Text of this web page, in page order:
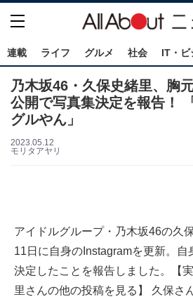
連載 ライフ グルメ 社会 IT・ビ
乃木坂46・久保史緒里、胸
公開で写真集決定を報告！
グルやん」
2023.05.12
モリタアヤリ
アイドルグループ・乃木坂46の久
11日に自身のInstagramを更新。
決定したことを報告しました。【
里さんの他の投稿を見る】 久保さ